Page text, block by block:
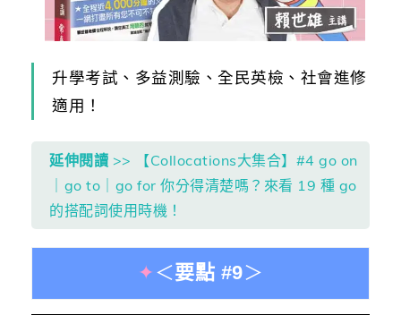
升學考試、多益測驗、全民英檢、社會進修
適用！
延伸閱讀 >> 【Collocations大集合】#4 go on
｜go to｜go for 你分得清楚嗎？來看 19 種 go
的搭配詞使用時機！
✦ ＜要點 #9＞